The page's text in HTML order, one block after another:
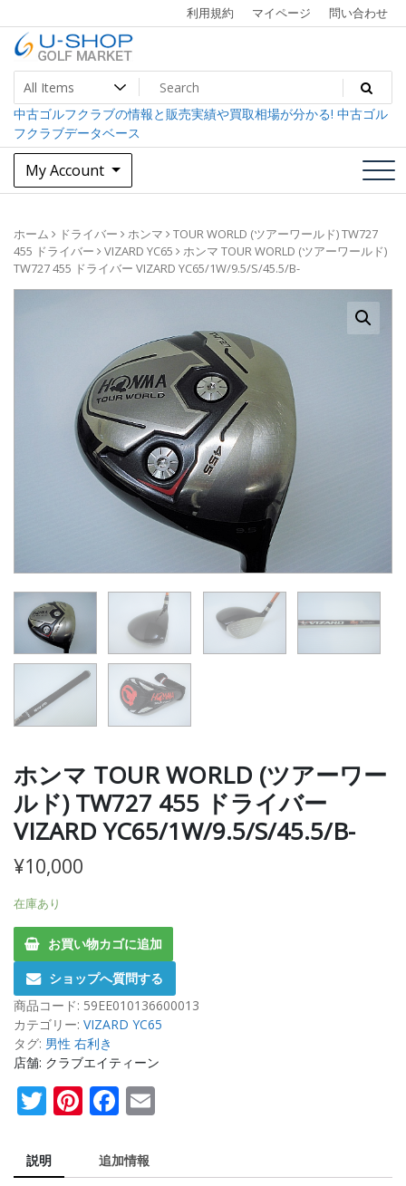
to
content
利用規約 マイページ 問い合わせ
U-SHOP Golf Market dev
中古ゴルフクラブ最大級！U-SHOPゴルフマーケット
中古ゴルフクラブの情報と販売実績や買取相場が分かる! 中古ゴル
フクラブデータベース
My Account
ホーム ドライバー ホンマ
TOUR WORLD (ツアーワールド) TW727
455 ドライバー
VIZARD YC65
ホンマ TOUR WORLD (ツアーワールド)
TW727 455 ドライバー VIZARD YC65/1W/9.5/S/45.5/B-
ホンマ TOUR WORLD (ツアーワー
ルド) TW727 455 ドライバー
VIZARD YC65/1W/9.5/S/45.5/B-
¥10,000
在庫あり
お買い物カゴに追加
ショップへ質問する
商品コード: 59EE010136600013
カテゴリー: VIZARD YC65
タグ: 男性 右利き
店舗: クラブエイティーン
Twitter
Pinterest
Facebook
説明 追加情報